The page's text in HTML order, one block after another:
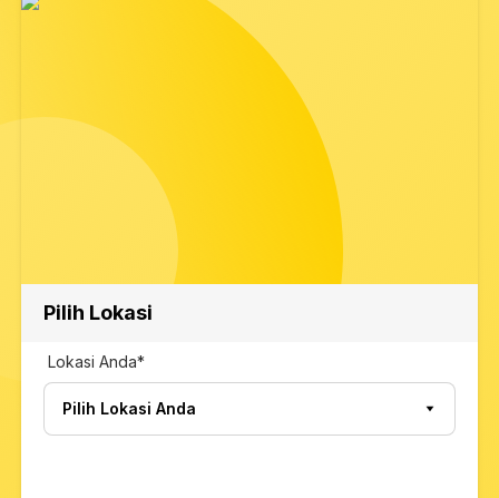
Pilih Lokasi
Lokasi Anda*
Pilih Lokasi Anda